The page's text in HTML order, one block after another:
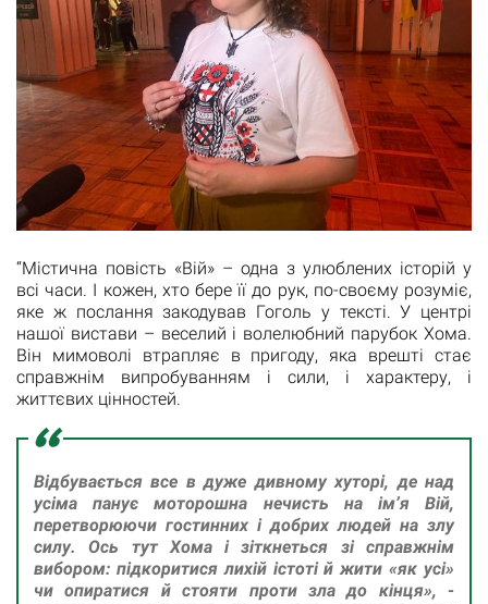
“Містична повість «Вій» – одна з улюблених історій у
всі часи. І кожен, хто бере її до рук, по-своєму розуміє,
яке ж послання закодував Гоголь у тексті. У центрі
нашої вистави – веселий і волелюбний парубок Хома.
Він мимоволі втрапляє в пригоду, яка врешті стає
справжнім випробуванням і сили, і характеру, і
життєвих цінностей.
Відбувається все в дуже дивному хуторі, де над
усіма панує моторошна нечисть на ім’я Вій,
перетворюючи гостинних і добрих людей на злу
силу. Ось тут Хома і зіткнеться зі справжнім
вибором: підкоритися лихій істоті й жити «як усі»
чи опиратися й стояти проти зла до кінця», -